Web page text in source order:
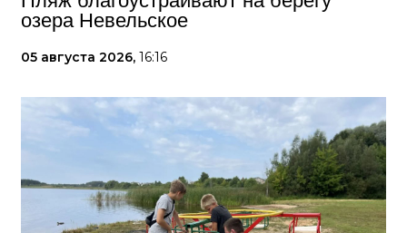
озера Невельское
05 августа 2026, 16:16